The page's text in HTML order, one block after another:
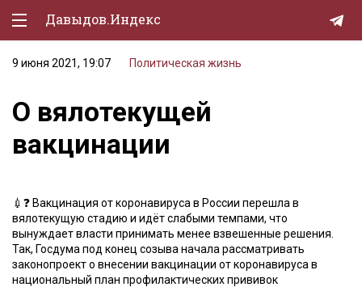
Давыдов.Индекс
Политическая жизнь
Экономика
Природа
Спорт
Культура
Lifestyle
9 июня 2021, 19:07 Политическая жизнь
О вялотекущей
вакцинации
💉❓ Вакцинация от коронавируса в России перешла в
вялотекущую стадию и идёт слабыми темпами, что
вынуждает власти принимать менее взвешенные решения.
Так, Госдума под конец созыва начала рассматривать
законопроект о внесении вакцинации от коронавируса в
национальный план профилактических прививок